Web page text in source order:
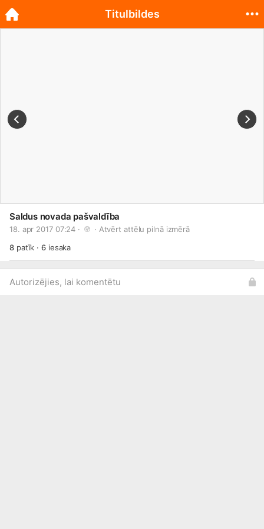
Saldus novada pašvaldība
18. apr 2017 07:24 · · Atvērt attēlu pilnā izmērā
8patīk ·6iesaka
Autorizējies, lai komentētu
Titulbildes